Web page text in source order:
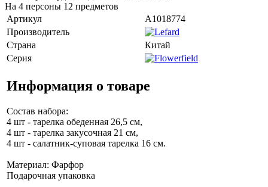
На 4 персоны 12 предметов
Артикул
A1018774
Производитель
Страна
Китай
Серия
Информация о товаре
Состав набора:
4 шт - тарелка обеденная 26,5 см,
4 шт - тарелка закусочная 21 см,
4 шт - салатник-суповая тарелка 16 см.
Материал: Фарфор
Подарочная упаковка